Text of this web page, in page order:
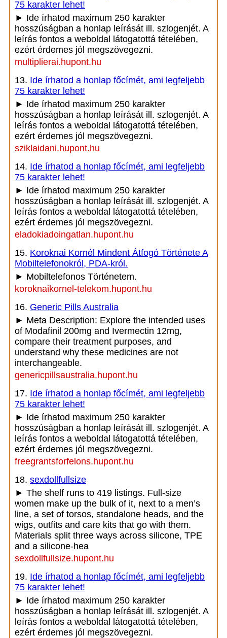
75 karakter lehet!
► Ide írhatod maximum 250 karakter
hosszúságban a honlap leírását ill. szlogenjét. A
leírás fontos a weboldal látogatottá tételében,
ezért érdemes jól megszövegezni.
multiplierai.hupont.hu
13. Ide írhatod a honlap főcímét, ami legfeljebb
75 karakter lehet!
► Ide írhatod maximum 250 karakter
hosszúságban a honlap leírását ill. szlogenjét. A
leírás fontos a weboldal látogatottá tételében,
ezért érdemes jól megszövegezni.
sziklaidani.hupont.hu
14. Ide írhatod a honlap főcímét, ami legfeljebb
75 karakter lehet!
► Ide írhatod maximum 250 karakter
hosszúságban a honlap leírását ill. szlogenjét. A
leírás fontos a weboldal látogatottá tételében,
ezért érdemes jól megszövegezni.
eladokiadoingatlan.hupont.hu
15. Koroknai Kornél Mindent Átfogó Története A
Mobiltelefonokról, PDA-król.
► Mobiltelefonos Történetem.
koroknaikornel-telekom.hupont.hu
16. Generic Pills Australia
► Meta Description: Explore the intended uses
of Modafinil 200mg and Ivermectin 12mg,
compare their treatment purposes, and
understand why these medicines are not
interchangeable.
genericpillsaustralia.hupont.hu
17. Ide írhatod a honlap főcímét, ami legfeljebb
75 karakter lehet!
► Ide írhatod maximum 250 karakter
hosszúságban a honlap leírását ill. szlogenjét. A
leírás fontos a weboldal látogatottá tételében,
ezért érdemes jól megszövegezni.
freegrantsforfelons.hupont.hu
18. sexdollfullsize
► The shelf runs to 419 listings. Full-size
women make up the bulk of it, next to a men’s
line, a set of torsos, standalone heads, and the
wigs, outfits and care kits that go with them.
Materials split three ways across silicone, TPE
and a silicone-hea
sexdollfullsize.hupont.hu
19. Ide írhatod a honlap főcímét, ami legfeljebb
75 karakter lehet!
► Ide írhatod maximum 250 karakter
hosszúságban a honlap leírását ill. szlogenjét. A
leírás fontos a weboldal látogatottá tételében,
ezért érdemes jól megszövegezni.